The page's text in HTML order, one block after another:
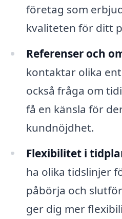
företag som
kvaliteten för ditt
Referenser och
kontaktar olika
också fråga om
få en känsla för
kundnöjdhet.
Flexibilitet i
ha olika tidslinjer
påbörja och
ger dig mer